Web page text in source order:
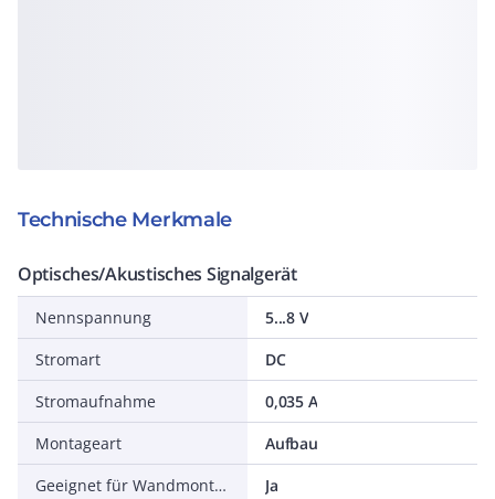
Technische Merkmale
Optisches/Akustisches Signalgerät
Nennspannung
5...8 V
Stromart
DC
Stromaufnahme
0,035 A
Montageart
Aufbau
Geeignet für Wandmontage
Ja